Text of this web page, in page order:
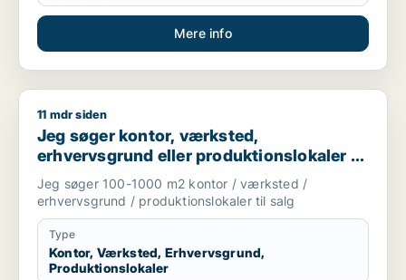
Mere info
Jeg søger kontor, værksted, erhvervsgrund eller
11 mdr siden
Jeg søger kontor, værksted,
erhvervsgrund eller produktionslokaler til
salg i Storkøbenhavn
Jeg søger 100-1000 m2 kontor / værksted /
erhvervsgrund / produktionslokaler til salg
Type
Kontor, Værksted, Erhvervsgrund,
Produktionslokaler